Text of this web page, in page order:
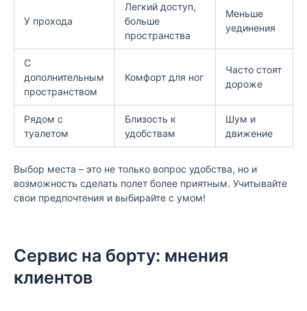
У прохода
Легкий доступ,
больше
пространства
Меньше
уединения
С
дополнительным
пространством
Комфорт для ног
Часто стоят
дороже
Рядом с
туалетом
Близость к
удобствам
Шум и
движение
Выбор места – это не только вопрос удобства, но и
возможность сделать полет более приятным. Учитывайте
свои предпочтения и выбирайте с умом!
Сервис на борту: мнения
клиентов